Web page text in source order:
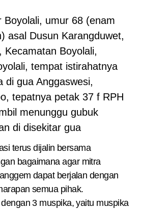
Boyolali, umur 68 (enam
asal Dusun Karangduwet,
Kecamatan Boyolali,
tempat istirahatnya
di gua Anggaswesi,
tepatnya petak 37 f RPH
menunggu gubuk
di disekitar gua
terus dijalin bersama
bagaimana agar mitra
dapat berjalan dengan
semua pihak.
3 muspika, yaitu muspika